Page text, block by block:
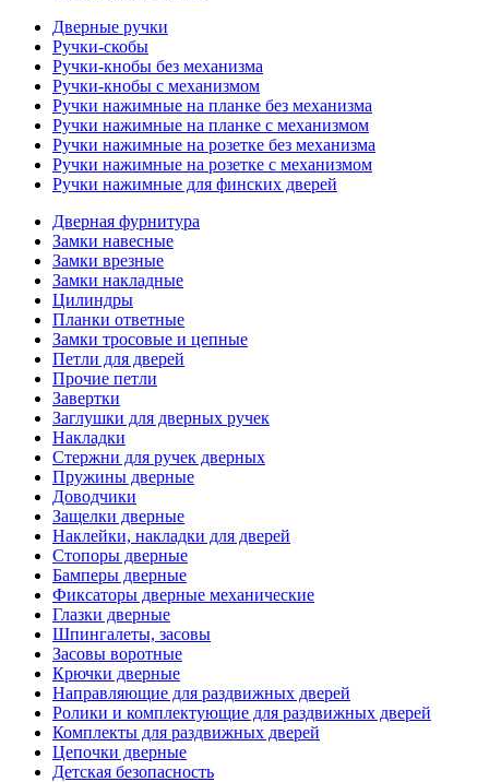
Дверные ручки
Ручки-скобы
Ручки-кнобы без механизма
Ручки-кнобы с механизмом
Ручки нажимные на планке без механизма
Ручки нажимные на планке с механизмом
Ручки нажимные на розетке без механизма
Ручки нажимные на розетке с механизмом
Ручки нажимные для финских дверей
Дверная фурнитура
Замки навесные
Замки врезные
Замки накладные
Цилиндры
Планки ответные
Замки тросовые и цепные
Петли для дверей
Прочие петли
Завертки
Заглушки для дверных ручек
Накладки
Стержни для ручек дверных
Пружины дверные
Доводчики
Защелки дверные
Наклейки, накладки для дверей
Стопоры дверные
Бамперы дверные
Фиксаторы дверные механические
Глазки дверные
Шпингалеты, засовы
Засовы воротные
Крючки дверные
Направляющие для раздвижных дверей
Ролики и комплектующие для раздвижных дверей
Комплекты для раздвижных дверей
Цепочки дверные
Детская безопасность